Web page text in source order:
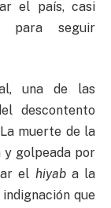
el país, casi
para seguir
una de las
descontento
muerte de la
y golpeada por
el hiyaba la
que